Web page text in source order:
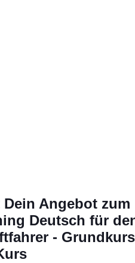
Angebot zum
Deutsch für
- Grundkurs